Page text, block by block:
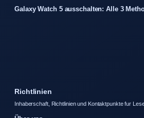
Galaxy Watch 5 ausschalten: Alle 3
Richtlinien
Inhaberschaft, Richtlinien und Kontaktpunkte fur